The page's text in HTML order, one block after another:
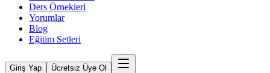
Ders Örnekleri
Yorumlar
Blog
Eğitim Setleri
Giriş Yap Ücretsiz Üye Ol